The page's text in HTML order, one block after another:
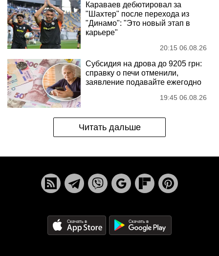
Караваев дебютировал за
"Шахтер" после перехода из
"Динамо": "Это новый этап в
карьере"
20:15 06.08.26
Субсидия на дрова до 9205 грн:
справку о печи отменили,
заявление подавайте ежегодно
19:45 06.08.26
Читать дальше